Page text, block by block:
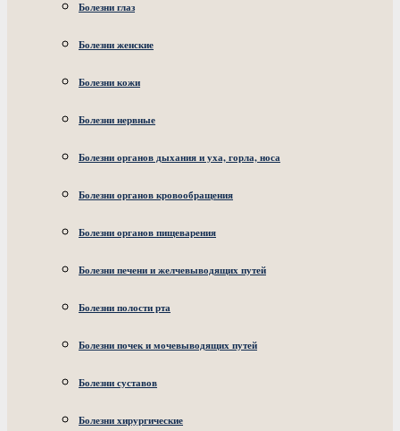
Болезни глаз
Болезни женские
Болезни кожи
Болезни нервные
Болезни органов дыхания и уха, горла, носа
Болезни органов кровообращения
Болезни органов пищеварения
Болезни печени и желчевыводящих путей
Болезни полости рта
Болезни почек и мочевыводящих путей
Болезни суставов
Болезни хирургические